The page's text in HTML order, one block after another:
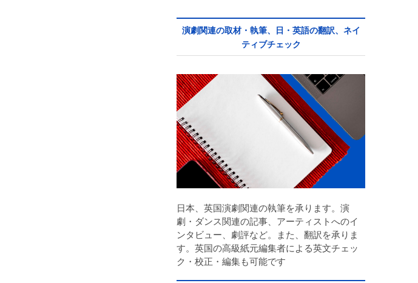
演劇関連の取材・執筆、日・英語の翻訳、ネイ
ティブチェック
日本、英国演劇関連の執筆を承ります。演
劇・ダンス関連の記事、アーティストへのイ
ンタビュー、劇評など。また、翻訳を承りま
す。英国の高級紙元編集者による英文チェッ
ク・校正・編集も可能です